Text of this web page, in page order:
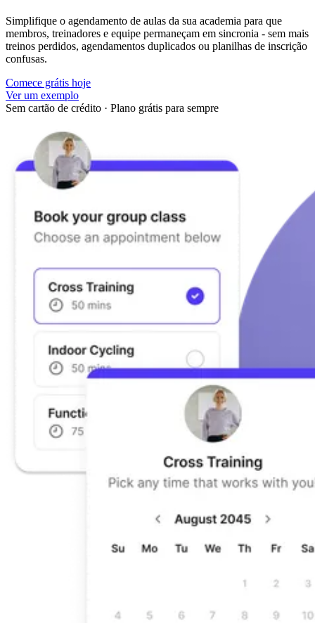
Simplifique o agendamento de aulas da sua academia para que
membros, treinadores e equipe permaneçam em sincronia - sem mais
treinos perdidos, agendamentos duplicados ou planilhas de inscrição
confusas.
Comece grátis hoje
Ver um exemplo
Sem cartão de crédito · Plano grátis para sempre